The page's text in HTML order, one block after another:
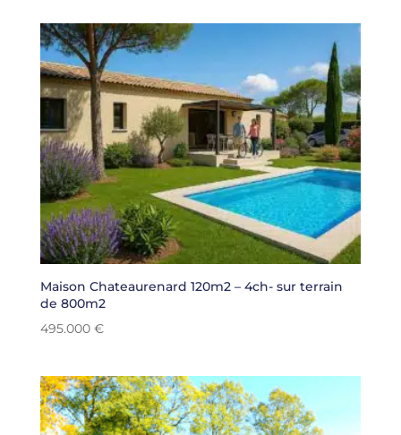
Maison Chateaurenard 120m2 – 4ch- sur terrain
de 800m2
495.000 €